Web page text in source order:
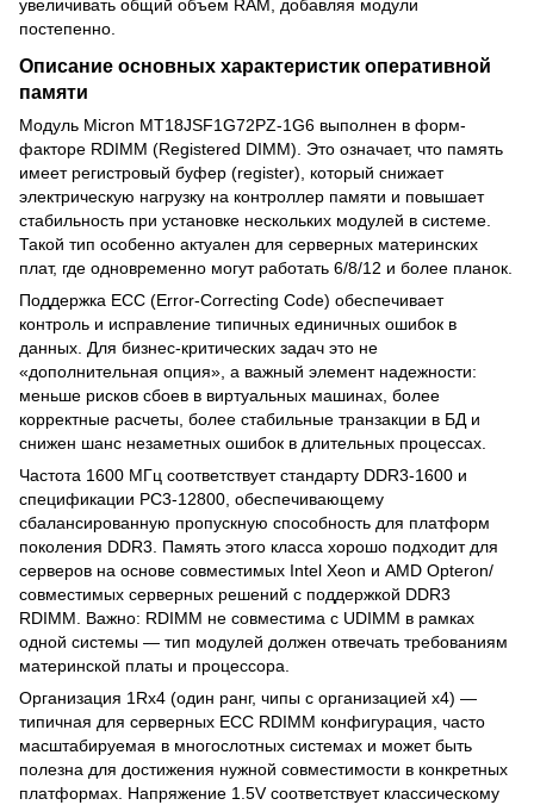
увеличивать общий объем RAM, добавляя модули
постепенно.
Описание основных характеристик оперативной
памяти
Модуль Micron MT18JSF1G72PZ-1G6 выполнен в форм-
факторе RDIMM (Registered DIMM). Это означает, что память
имеет регистровый буфер (register), который снижает
электрическую нагрузку на контроллер памяти и повышает
стабильность при установке нескольких модулей в системе.
Такой тип особенно актуален для серверных материнских
плат, где одновременно могут работать 6/8/12 и более планок.
Поддержка ECC (Error-Correcting Code) обеспечивает
контроль и исправление типичных единичных ошибок в
данных. Для бизнес-критических задач это не
«дополнительная опция», а важный элемент надежности:
меньше рисков сбоев в виртуальных машинах, более
корректные расчеты, более стабильные транзакции в БД и
снижен шанс незаметных ошибок в длительных процессах.
Частота 1600 МГц соответствует стандарту DDR3-1600 и
спецификации PC3-12800, обеспечивающему
сбалансированную пропускную способность для платформ
поколения DDR3. Память этого класса хорошо подходит для
серверов на основе совместимых Intel Xeon и AMD Opteron/
совместимых серверных решений с поддержкой DDR3
RDIMM. Важно: RDIMM не совместима с UDIMM в рамках
одной системы — тип модулей должен отвечать требованиям
материнской платы и процессора.
Организация 1Rx4 (один ранг, чипы с организацией x4) —
типичная для серверных ECC RDIMM конфигурация, часто
масштабируемая в многослотных системах и может быть
полезна для достижения нужной совместимости в конкретных
платформах. Напряжение 1.5V соответствует классическому